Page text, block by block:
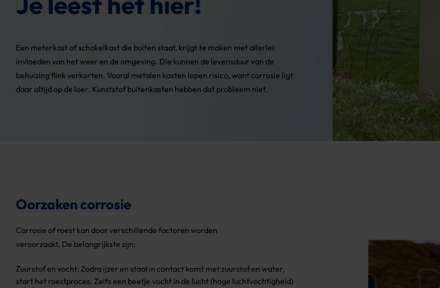
Een meterkast of schakelkast die buiten staat, krijgt te maken met allerlei
invloeden van het weer en de omgeving. Die kunnen de levensduur van de
behuizing flink verkorten. Vooral metalen kasten lopen risico, want corrosie ligt
daar altijd op de loer. Kunststof buitenkasten hebben dat probleem niet.
Oorzaken corrosie
Corrosie of roest kan door verschillende factoren worden
veroorzaakt. De belangrijkste zijn:
Zuurstof en vocht: Zodra ijzer en staal in contact komt met zuurstof en water,
start het roestproces. Zelfs een beetje vocht in de lucht (hoge luchtvochtigheid)